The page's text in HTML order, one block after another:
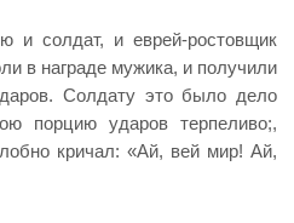
и солдат, и еврей-ростовщик
в награде мужика, и получили
Солдату это было дело
порцию ударов терпеливо;,
кричал: «Ай, вей мир! Ай,